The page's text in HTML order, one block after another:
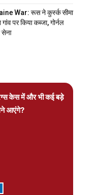
War: रूस ने कुर्स्क सीमा
पर किया कब्जा, गोर्नल
सेना
केस में और भी कई बड़े
आएंगे?